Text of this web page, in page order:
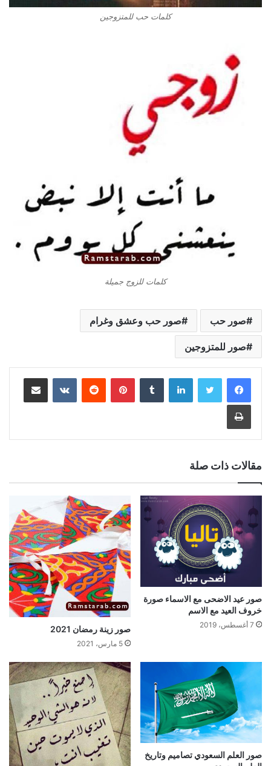
كلمات حب للمتزوجين
كلمات للزوج جميلة
صور حب صور حب وعشق وغرام
صور للمتزوجين
لينكدإن بينتيريست مشاركة عبر البريد
طباعة
مقالات ذات صلة
صور عيد الاضحى مع الاسماء صورة
خروف العيد مع الاسم
7 أغسطس، 2019 صور زينة رمضان 2021
5 مارس، 2021
صور العلم السعودي تصاميم وتاريخ